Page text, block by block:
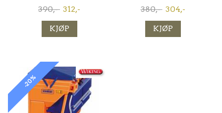
390,- 312,-
KJØP
380,- 304,-
KJØP
-20%